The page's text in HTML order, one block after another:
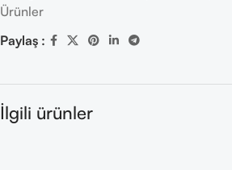
Ürünler
Paylaş :
İlgili ürünler